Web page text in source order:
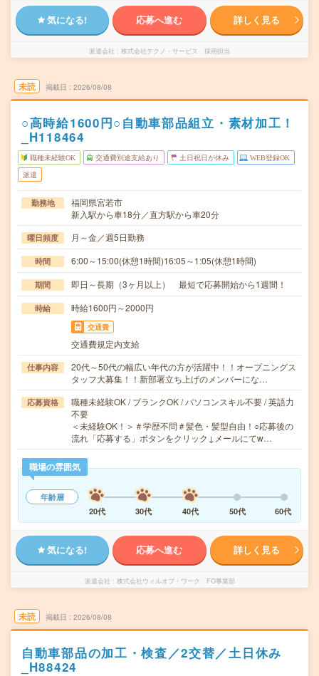
気になる! 応募へ進む 詳しく見る
派遣会社 株式会社テクノ・サービス 採用担当
未読 掲載日 2026/08/08
○高時給1600円○自動車部品組立・素材加工！
_H118464
職種未経験OK 交通費別途支給あり 土日祝日が休み WEB登録OK
派遣
勤務地
福岡県宮若市
新入駅から車18分／直方駅から車20分
曜日頻度 月～金／週5日勤務
時間 6:00～15:00(休憩1時間)16:05～1:05(休憩1時間)
期間 即日～長期（3ヶ月以上） 最短で応募開始から1週間！
時給 時給1600円～2000円
交通費
交通費規定内支給
仕事内容
20代～50代の幅広い年代の方が活躍中！！オープニングス
タッフ大募集！！新部署立ち上げのメンバーにな…
応募資格
職種未経験OK / ブランクOK / パソコンスキル不要 / 英語力
不要
＜未経験OK！＞＃学歴不問＃髪色・髪型自由！○応募後の
流れ「応募する」ボタンをクリック↓メールにてw…
職場の雰囲気
年齢層
20代
30代 40代 50代 60代
気になる! 応募へ進む 詳しく見る
派遣会社 株式会社ウィルオブ・ワーク FO事業部
未読 掲載日 2026/08/08
自動車部品の加工・検査／2交替／土日休み
_H88424